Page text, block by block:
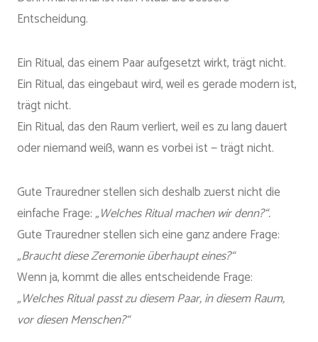
Entscheidung.
Ein Ritual, das einem Paar aufgesetzt wirkt, trägt nicht.
Ein Ritual, das eingebaut wird, weil es gerade modern ist,
trägt nicht.
Ein Ritual, das den Raum verliert, weil es zu lang dauert
oder niemand weiß, wann es vorbei ist — trägt nicht.
Gute Trauredner stellen sich deshalb zuerst nicht die
einfache Frage:„Welches Ritual machen wir denn?“.
Gute Trauredner stellen sich eine ganz andere Frage:
„Braucht diese Zeremonie überhaupt eines?“
Wenn ja, kommt die alles entscheidende Frage:
„Welches Ritual passt zu diesem Paar, in diesem Raum,
vor diesen Menschen?“